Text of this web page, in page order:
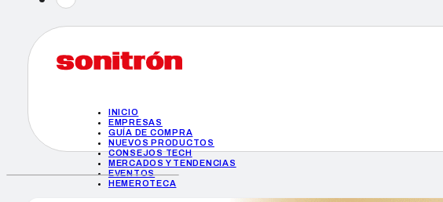
INICIO
EMPRESAS
GUÍA DE COMPRA
NUEVOS PRODUCTOS
CONSEJOS TECH
MERCADOS Y TENDENCIAS
EVENTOS
HEMEROTECA